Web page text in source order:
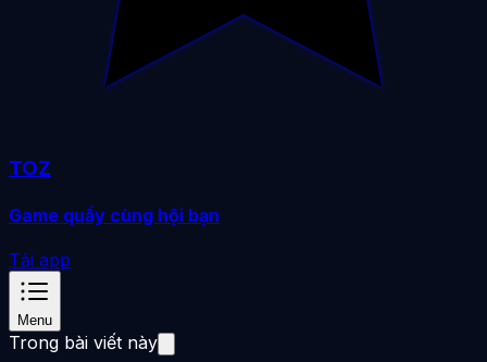
TOZ
Game quẩy cùng hội bạn
Tải app
Menu
Trong bài viết này